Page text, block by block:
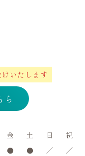
いたします
金 土 日
祝
● ● ／
／